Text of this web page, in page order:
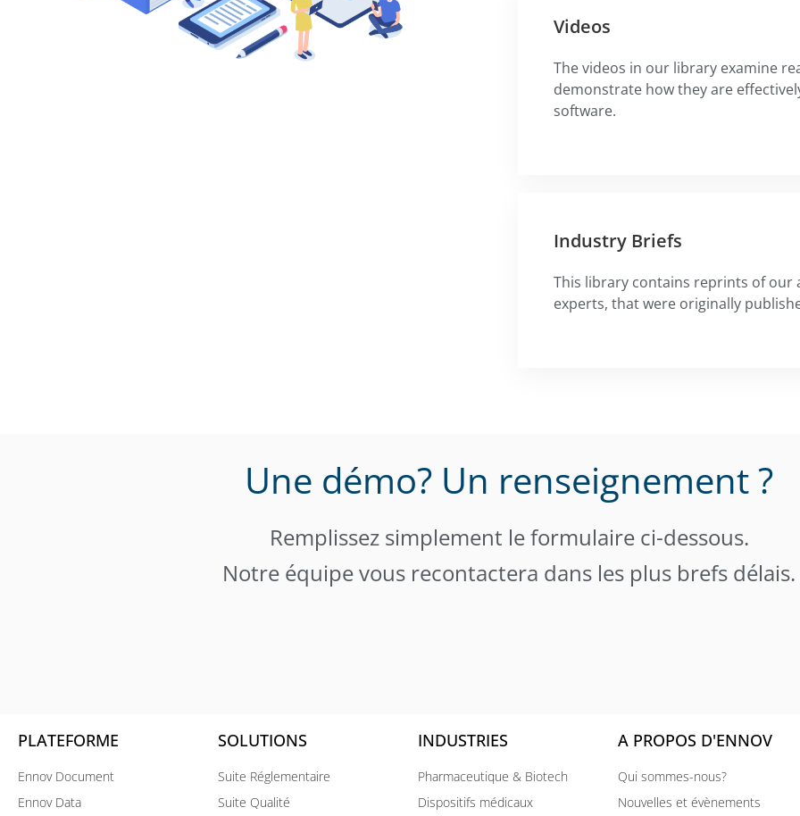
Videos
The videos in our library examine
demonstrate how they are
software.
Industry Briefs
This library contains reprints of our
experts, that were originally
Une démo? Un renseignement ?
Remplissez simplement le formulaire ci-dessous.
Notre équipe vous recontactera dans les plus brefs délais.
PLATEFORME
Ennov Document
Ennov Data
SOLUTIONS
Suite Réglementaire
Suite Qualité
INDUSTRIES
Pharmaceutique & Biotech
Dispositifs médicaux
A PROPOS D'ENNOV
Qui sommes-nous?
Nouvelles et évènements